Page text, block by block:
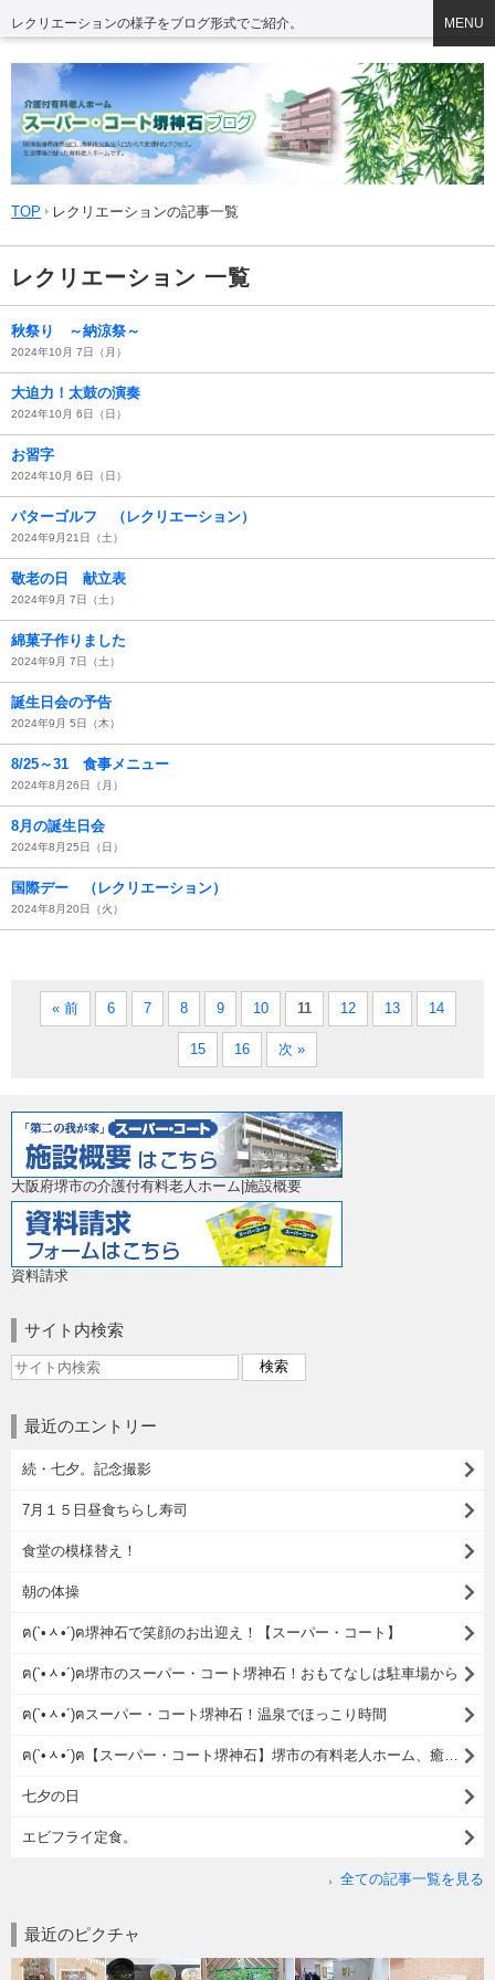
レクリエーションの様子をブログ形式でご紹介。 MENU
TOP レクリエーションの記事一覧
レクリエーション 一覧
秋祭り ～納涼祭～
2024年10月 7日（月）
大迫力！太鼓の演奏
2024年10月 6日（日）
お習字
2024年10月 6日（日）
パターゴルフ （レクリエーション）
2024年9月21日（土）
敬老の日 献立表
2024年9月 7日（土）
綿菓子作りました
2024年9月 7日（土）
誕生日会の予告
2024年9月 5日（木）
8/25～31 食事メニュー
2024年8月26日（月）
8月の誕生日会
2024年8月25日（日）
国際デー （レクリエーション）
2024年8月20日（火）
« 前 6 7 8 9 10 11 12 13 14
15 16 次 »
大阪府堺市の介護付有料老人ホーム|施設概要
資料請求
サイト内検索
最近のエントリー
続・七夕。記念撮影
7月１５日昼食ちらし寿司
食堂の模様替え！
朝の体操
ฅ(`•ᆺ•´)ฅ堺神石で笑顔のお出迎え！【スーパー・コート】
ฅ(`•ᆺ•´)ฅ堺市のスーパー・コート堺神石！おもてなしは駐車場から
ฅ(`•ᆺ•´)ฅスーパー・コート堺神石！温泉でほっこり時間
七夕の日
エビフライ定食。
全ての記事一覧を見る
最近のピクチャ